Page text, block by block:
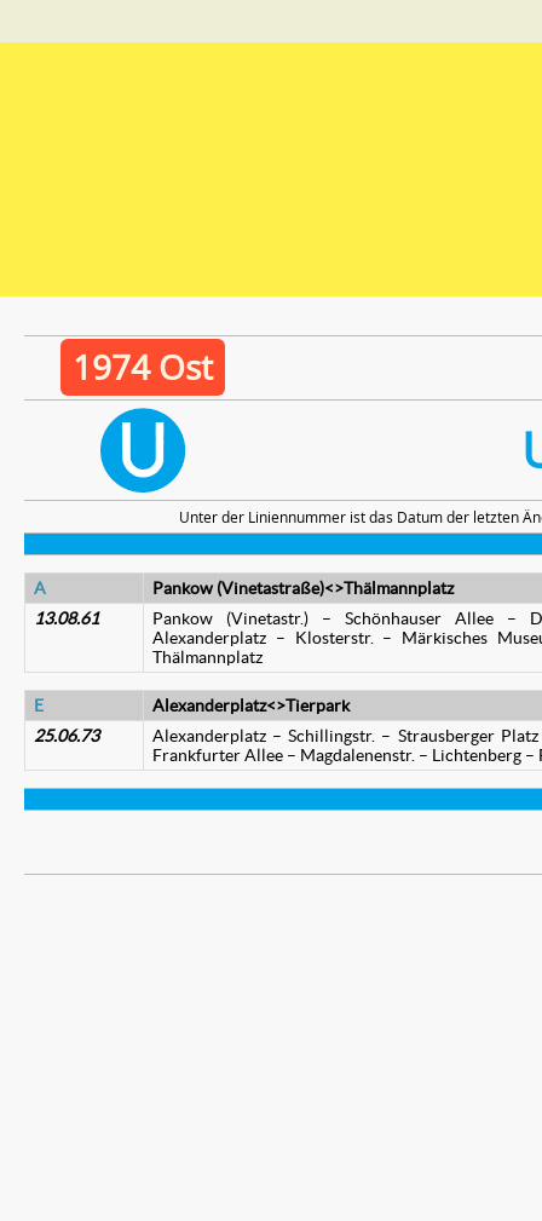
1974 Ost
Unter der Liniennummer ist das Datum der letzten
A
Pankow (Vinetastraße)<>Thälmannplatz
13.08.61
Pankow (Vinetastr.) – Schönhauser Allee –
Alexanderplatz – Klosterstr. – Märkisches
Thälmannplatz
E
Alexanderplatz<>Tierpark
25.06.73
Alexanderplatz – Schillingstr. – Strausberger
Frankfurter Allee – Magdalenenstr. – Lichtenberg